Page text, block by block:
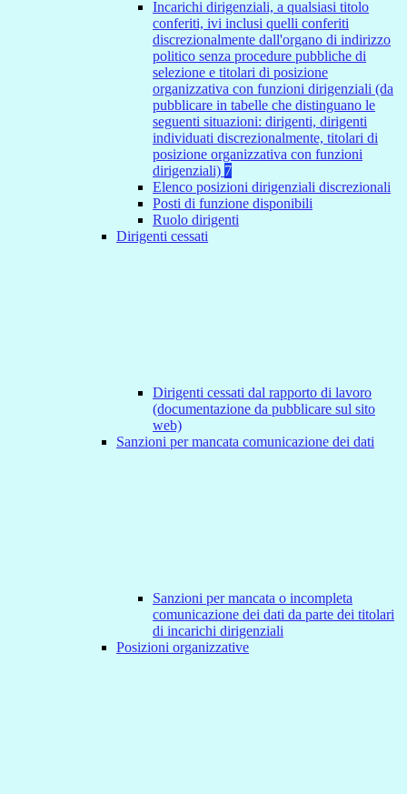
Incarichi dirigenziali, a qualsiasi titolo
conferiti, ivi inclusi quelli conferiti
discrezionalmente dall'organo di indirizzo
politico senza procedure pubbliche di
selezione e titolari di posizione
organizzativa con funzioni dirigenziali (da
pubblicare in tabelle che distinguano le
seguenti situazioni: dirigenti, dirigenti
individuati discrezionalmente, titolari di
posizione organizzativa con funzioni
dirigenziali) 7
Elenco posizioni dirigenziali discrezionali
Posti di funzione disponibili
Ruolo dirigenti
Dirigenti cessati
Dirigenti cessati dal rapporto di lavoro
(documentazione da pubblicare sul sito
web)
Sanzioni per mancata comunicazione dei dati
Sanzioni per mancata o incompleta
comunicazione dei dati da parte dei titolari
di incarichi dirigenziali
Posizioni organizzative